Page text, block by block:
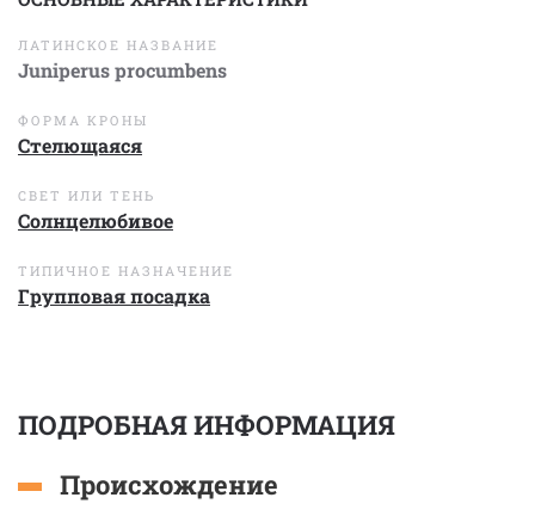
ЛАТИНСКОЕ НАЗВАНИЕ
Juniperus procumbens
ФОРМА КРОНЫ
Стелющаяся
СВЕТ ИЛИ ТЕНЬ
Солнцелюбивое
ТИПИЧНОЕ НАЗНАЧЕНИЕ
Групповая посадка
ПОДРОБНАЯ ИНФОРМАЦИЯ
Происхождение